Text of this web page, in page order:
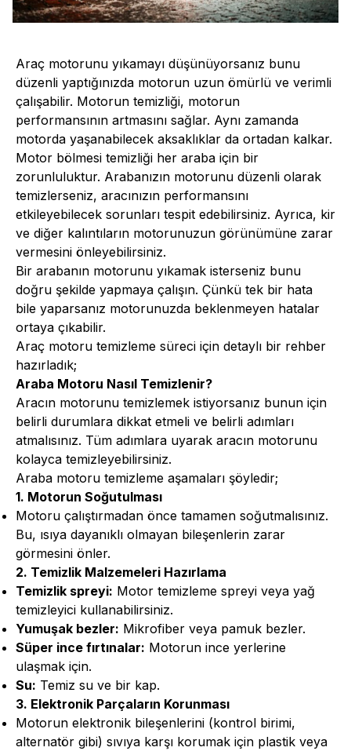
Araç motorunu yıkamayı düşünüyorsanız bunu
düzenli yaptığınızda motorun uzun ömürlü ve verimli
çalışabilir. Motorun temizliği, motorun
performansının artmasını sağlar. Aynı zamanda
motorda yaşanabilecek aksaklıklar da ortadan kalkar.
Motor bölmesi temizliği her araba için bir
zorunluluktur. Arabanızın motorunu düzenli olarak
temizlerseniz, aracınızın performansını
etkileyebilecek sorunları tespit edebilirsiniz. Ayrıca, kir
ve diğer kalıntıların motorunuzun görünümüne zarar
vermesini önleyebilirsiniz.
Bir arabanın motorunu yıkamak isterseniz bunu
doğru şekilde yapmaya çalışın. Çünkü tek bir hata
bile yaparsanız motorunuzda beklenmeyen hatalar
ortaya çıkabilir.
Araç motoru temizleme süreci için detaylı bir rehber
hazırladık;
Araba Motoru Nasıl Temizlenir?
Aracın motorunu temizlemek istiyorsanız bunun için
belirli durumlara dikkat etmeli ve belirli adımları
atmalısınız. Tüm adımlara uyarak aracın motorunu
kolayca temizleyebilirsiniz.
Araba motoru temizleme aşamaları şöyledir;
1. Motorun Soğutulması
Motoru çalıştırmadan önce tamamen soğutmalısınız.
Bu, ısıya dayanıklı olmayan bileşenlerin zarar
görmesini önler.
2. Temizlik Malzemeleri Hazırlama
Temizlik spreyi: Motor temizleme spreyi veya yağ
temizleyici kullanabilirsiniz.
Yumuşak bezler: Mikrofiber veya pamuk bezler.
Süper ince fırtınalar: Motorun ince yerlerine
ulaşmak için.
Su: Temiz su ve bir kap.
3. Elektronik Parçaların Korunması
Motorun elektronik bileşenlerini (kontrol birimi,
alternatör gibi) sıvıya karşı korumak için plastik veya